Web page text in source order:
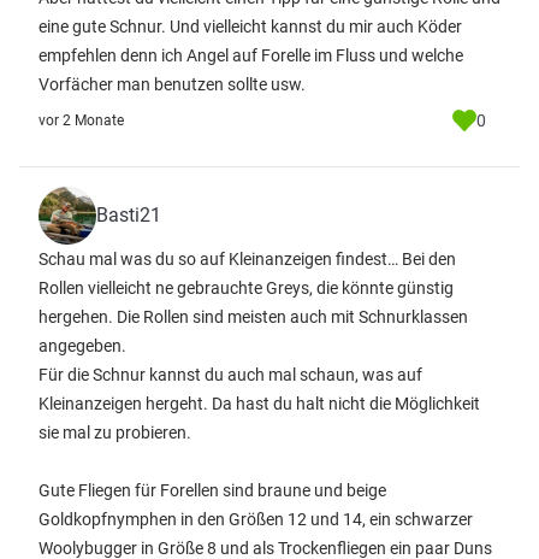
eine gute Schnur. Und vielleicht kannst du mir auch Köder
empfehlen denn ich Angel auf Forelle im Fluss und welche
Vorfächer man benutzen sollte usw.
vor 2 Monate 0
Basti21
Schau mal was du so auf Kleinanzeigen findest… Bei den
Rollen vielleicht ne gebrauchte Greys, die könnte günstig
hergehen. Die Rollen sind meisten auch mit Schnurklassen
angegeben.
Für die Schnur kannst du auch mal schaun, was auf
Kleinanzeigen hergeht. Da hast du halt nicht die Möglichkeit
sie mal zu probieren.
Gute Fliegen für Forellen sind braune und beige
Goldkopfnymphen in den Größen 12 und 14, ein schwarzer
Woolybugger in Größe 8 und als Trockenfliegen ein paar Duns